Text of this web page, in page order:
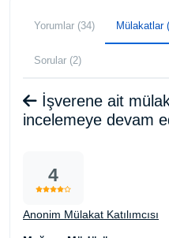
Yorumlar (34) Mülakatlar
Sorular (2)
İşverene ait
incelemeye devam
4
Anonim Mülakat Katılımcısı